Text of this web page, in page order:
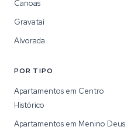
Canoas
Gravataí
Alvorada
POR TIPO
Apartamentos em Centro
Histórico
Apartamentos em Menino Deus